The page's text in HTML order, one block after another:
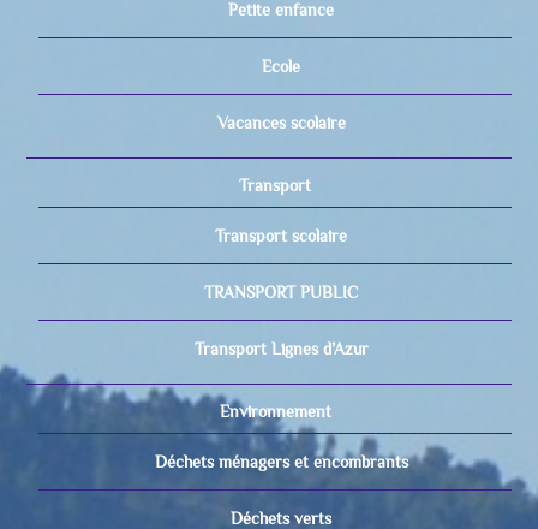
Petite enfance
Ecole
Vacances scolaire
Transport
Transport scolaire
TRANSPORT PUBLIC
Transport Lignes d’Azur
Environnement
Déchets ménagers et encombrants
Déchets verts